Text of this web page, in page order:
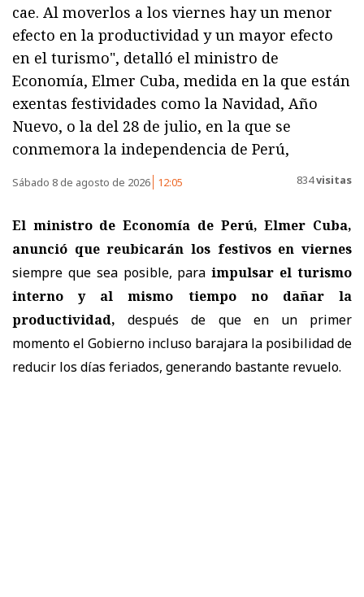
cae. Al moverlos a los viernes hay un menor
efecto en la productividad y un mayor efecto
en el turismo", detalló el ministro de
Economía, Elmer Cuba, medida en la que están
exentas festividades como la Navidad, Año
Nuevo, o la del 28 de julio, en la que se
conmemora la independencia de Perú,
Sábado 8 de agosto de 2026 12:05 834visitas
El ministro de Economía de Perú, Elmer Cuba,
anunció que reubicarán los festivos en viernes
siempre que sea posible, para impulsar el turismo
interno y al mismo tiempo no dañar la
productividad, después de que en un primer
momento el Gobierno incluso barajara la posibilidad de
reducir los días feriados, generando bastante revuelo.